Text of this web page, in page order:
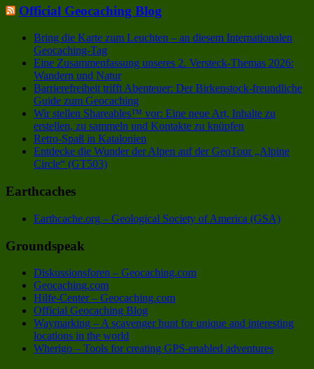
Official Geocaching Blog
Bring die Karte zum Leuchten – an diesem Internationalen
Geocaching-Tag
Eine Zusammenfassung unseres 2. Versteck-Themas 2026:
Wandern und Natur
Barrierefreiheit trifft Abenteuer: Der Birkenstock-freundliche
Guide zum Geocaching
Wir stellen Shareables™ vor: Eine neue Art, Inhalte zu
erstellen, zu sammeln und Kontakte zu knüpfen
Retro-Spaß in Katalonien
Entdecke die Wunder der Alpen auf der GeoTour „Alpine
Circle“ (GT503)
Earthcaches
Earthcache.org – Geological Society of America (GSA)
Groundspeak
Diskussionsforen – Geocaching.com
Geocaching.com
Hilfe-Center – Geocaching.com
Official Geocaching Blog
Waymarking – A scavenger hunt for unique and interesting
locations in the world
Wherigo – Tools for creating GPS-enabled adventures